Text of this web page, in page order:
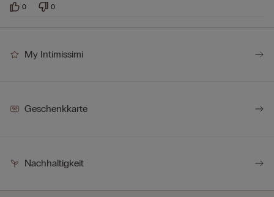
0 0
My Intimissimi
Geschenkkarte
Nachhaltigkeit